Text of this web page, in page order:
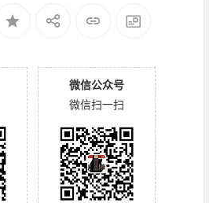
微信公众号
微信扫一扫